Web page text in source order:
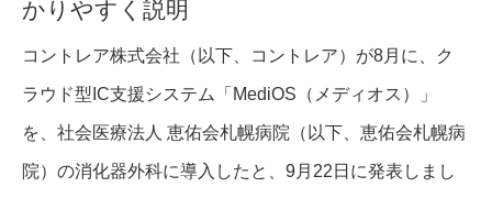
かりやすく説明
コントレア株式会社（以下、コントレア）が8月に、ク
ラウド型IC支援システム「MediOS（メディオス）」
を、社会医療法人 恵佑会札幌病院（以下、恵佑会札幌病
院）の消化器外科に導入したと、9月22日に発表しまし